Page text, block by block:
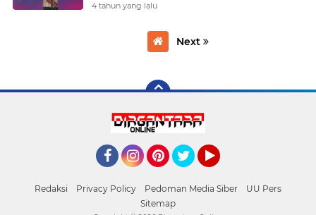
4 tahun yang lalu
Next
Redaksi Privacy Policy Pedoman Media Siber
UU Pers
Sitemap